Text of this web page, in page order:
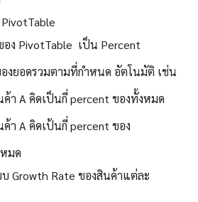
อง PivotTable เป็น Percent
งยอดรวมตามที่กำหนด อัตโนมัติ เช่น
า A คิดเป็นกี่ percent ของทั้งหมด
า A คิดเป้นกี่ percent ของ
มด
Growth Rate ของสินค้าแต่ละ